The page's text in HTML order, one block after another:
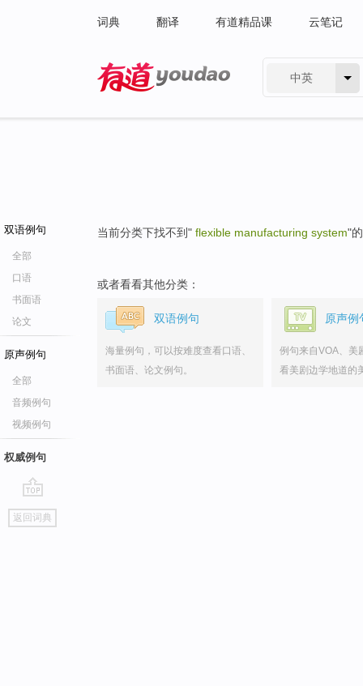
词典 翻译 有道精品课 云笔记
中英
双语例句
全部
口语
书面语
论文
原声例句
全部
音频例句
视频例句
权威例句
go
top
返回词典
当前分类下找不到" flexible manufacturing system"
或者看看其他分类：
双语例句
海量例句，可以按难度查看口语、
书面语、论文例句。
原声例
例句来自VOA、美
看美剧边学地道的